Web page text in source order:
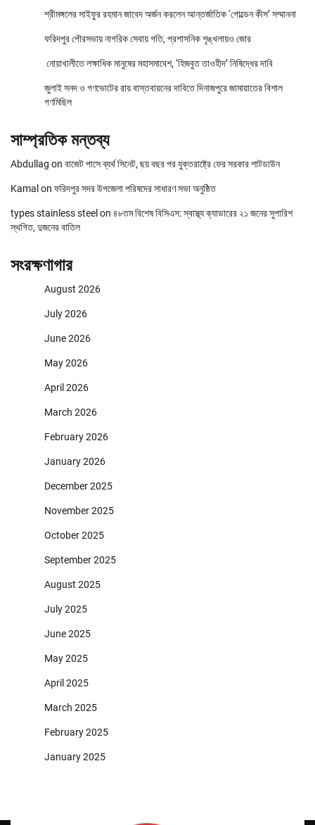
শ্রীমঙ্গলের সাইফুর রহমান জাবেদ অর্জন করলেন আন্তর্জাতিক ‘গোল্ডেন কীস’ সম্মাননা
ফরিদপুর পৌরসভায় নাগরিক সেবায় গতি, প্রশাসনিক শৃঙ্খলায়ও জোর
নোয়াখালীতে লক্ষাধিক মানুষের মহাসমাবেশ, ‘হিজবুত তাওহীদ’ নিষিদ্ধের দাবি
জুলাই সনদ ও গণভোটের রায় বাস্তবায়নের দাবিতে দিনাজপুরে জামায়াতের বিশাল
গণমিছিল
সাম্প্রতিক মন্তব্য
Abdullag on বাজেট পাসে ব্যর্থ সিনেট, ছয় বছর পর যুক্তরাষ্ট্রে ফের সরকার শাটডাউন
Kamal on ফরিদপুর সদর উপজেলা পরিষদের সাধারণ সভা অনুষ্ঠিত
types stainless steel on ৪৮তম বিশেষ বিসিএস: স্বাস্থ্য ক্যাডারের ২১ জনের সুপারিশ
স্থগিত, দুজনের বাতিল
সংরক্ষণাগার
August 2026
July 2026
June 2026
May 2026
April 2026
March 2026
February 2026
January 2026
December 2025
November 2025
October 2025
September 2025
August 2025
July 2025
June 2025
May 2025
April 2025
March 2025
February 2025
January 2025